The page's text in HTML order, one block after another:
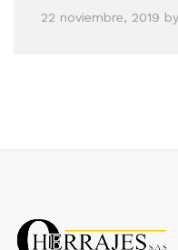
22 noviembre, 2019 by